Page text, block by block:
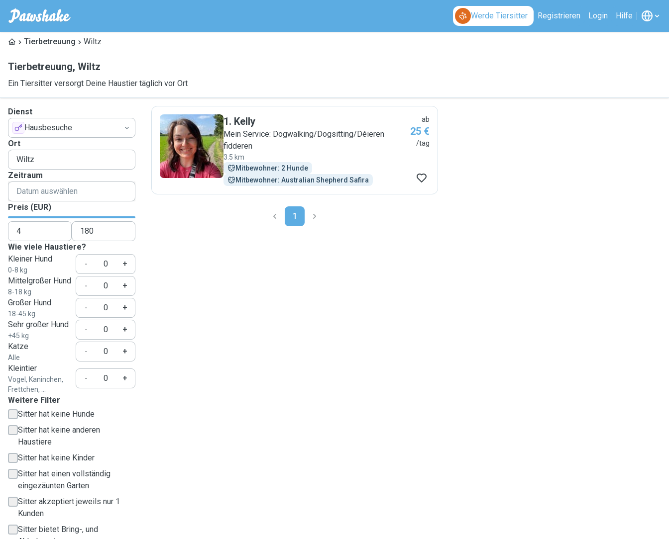
Werde Tiersitter Registrieren Login Hilfe
Tierbetreuung Wiltz
Tierbetreuung, Wiltz
Ein Tiersitter versorgt Deine Haustier täglich vor Ort
Dienst
Hausbesuche
Ort
Zeitraum
Preis (EUR)
Wie viele Haustiere?
Kleiner Hund
0-8 kg
-
+
Mittelgroßer Hund
8-18 kg
-
+
Großer Hund
18-45 kg
-
+
Sehr großer Hund
+45 kg
-
+
Katze
Alle
-
+
Kleintier
Vogel, Kaninchen,
Frettchen, ...
- +
Weitere Filter
Sitter hat keine Hunde
Sitter hat keine anderen
Haustiere
Sitter hat keine Kinder
Sitter hat einen vollständig
eingezäunten Garten
Sitter akzeptiert jeweils nur 1
Kunden
Sitter bietet Bring-, und
K
1. Kelly
Mein Service: Dogwalking/Dogsitting/Déieren
fidderen
3.5 km
Mitbewohner: 2 Hunde
Mitbewohner: Australian Shepherd Safira
ab
25 €
/tag
1